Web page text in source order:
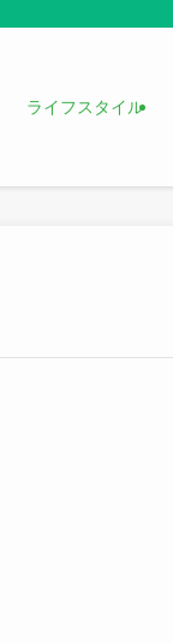
ライフスタイル